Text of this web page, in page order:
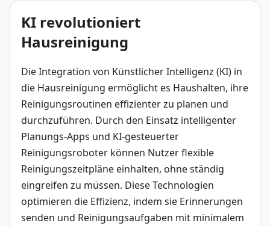
KI revolutioniert
Hausreinigung
Die Integration von Künstlicher Intelligenz (KI) in
die Hausreinigung ermöglicht es Haushalten, ihre
Reinigungsroutinen effizienter zu planen und
durchzuführen. Durch den Einsatz intelligenter
Planungs-Apps und KI-gesteuerter
Reinigungsroboter können Nutzer flexible
Reinigungszeitpläne einhalten, ohne ständig
eingreifen zu müssen. Diese Technologien
optimieren die Effizienz, indem sie Erinnerungen
senden und Reinigungsaufgaben mit minimalem